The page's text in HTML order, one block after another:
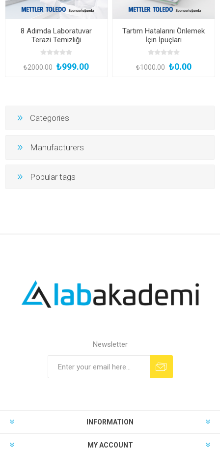
8 Adımda Laboratuvar
Terazi Temizliği
₺2000.00 ₺999.00
Tartım Hatalarını Önlemek
İçin İpuçları
₺1000.00 ₺0.00
Categories
Manufacturers
Popular tags
Newsletter
INFORMATION
MY ACCOUNT